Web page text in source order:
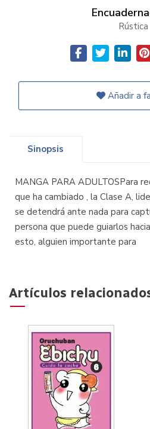
Rústica
Añadir a
Sinopsis
MANGA PARA ADULTOSPara
que ha cambiado , la Clase A,
se detendrá ante nada para
persona que puede guiarlos
esto, alguien importante para
Artículos